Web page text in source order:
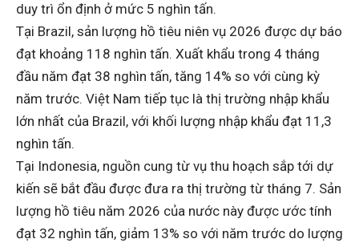
duy trì ổn định ở mức 5 nghìn tấn.
Tại Brazil, sản lượng hồ tiêu niên vụ 2026 được dự báo
đạt khoảng 118 nghìn tấn. Xuất khẩu trong 4 tháng
đầu năm đạt 38 nghìn tấn, tăng 14% so với cùng kỳ
năm trước. Việt Nam tiếp tục là thị trường nhập khẩu
lớn nhất của Brazil, với khối lượng nhập khẩu đạt 11,3
nghìn tấn.
Tại Indonesia, nguồn cung từ vụ thu hoạch sắp tới dự
kiến sẽ bắt đầu được đưa ra thị trường từ tháng 7. Sản
lượng hồ tiêu năm 2026 của nước này được ước tính
đạt 32 nghìn tấn, giảm 13% so với năm trước do lượng